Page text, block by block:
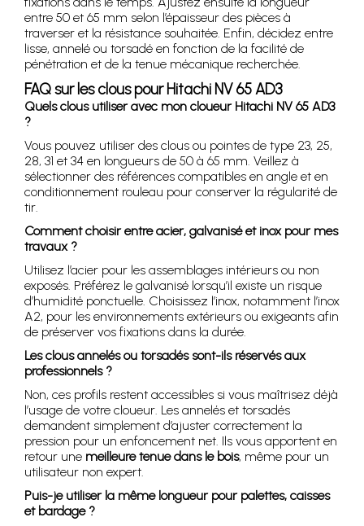
entre 50 et 65 mm selon l’épaisseur des pièces à
traverser et la résistance souhaitée. Enfin, décidez entre
lisse, annelé ou torsadé en fonction de la facilité de
pénétration et de la tenue mécanique recherchée.
FAQ sur les clous pour Hitachi NV 65 AD3
Quels clous utiliser avec mon cloueur Hitachi NV 65 AD3
?
Vous pouvez utiliser des clous ou pointes de type 23, 25,
28, 31 et 34 en longueurs de 50 à 65 mm. Veillez à
sélectionner des références compatibles en angle et en
conditionnement rouleau pour conserver la régularité de
tir.
Comment choisir entre acier, galvanisé et inox pour mes
travaux ?
Utilisez l’acier pour les assemblages intérieurs ou non
exposés. Préférez le galvanisé lorsqu’il existe un risque
d’humidité ponctuelle. Choisissez l’inox, notamment l’inox
A2, pour les environnements extérieurs ou exigeants afin
de préserver vos fixations dans la durée.
Les clous annelés ou torsadés sont-ils réservés aux
professionnels ?
Non, ces profils restent accessibles si vous maîtrisez déjà
l’usage de votre cloueur. Les annelés et torsadés
demandent simplement d’ajuster correctement la
pression pour un enfoncement net. Ils vous apportent en
retour une meilleure tenue dans le bois, même pour un
utilisateur non expert.
Puis-je utiliser la même longueur pour palettes, caisses
et bardage ?